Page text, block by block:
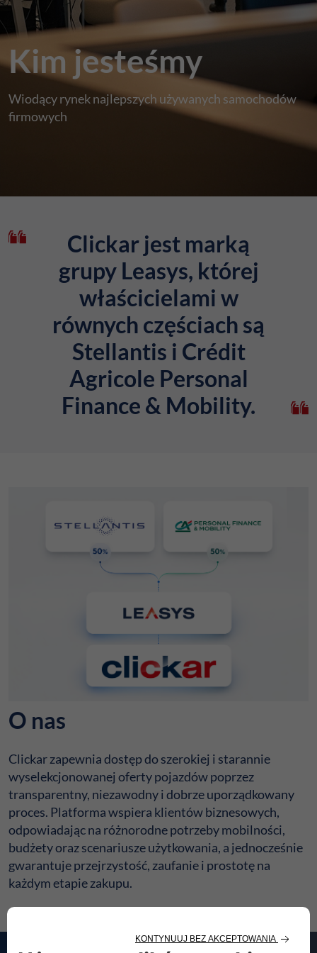
Kim jesteśmy
Wiodący rynek najlepszych używanych samochodów
firmowych
Clickar jest marką
grupy Leasys, której
właścicielami w
równych częściach są
Stellantis i Crédit
Agricole Personal
Finance & Mobility.
O nas
Clickar zapewnia dostęp do szerokiej i starannie
wyselekcjonowanej oferty pojazdów poprzez
transparentny, niezawodny i dobrze uporządkowany
proces. Platforma wspiera klientów biznesowych,
odpowiadając na różnorodne potrzeby mobilności,
budżety oraz scenariusze użytkowania, a jednocześnie
gwarantuje przejrzystość, zaufanie i prostotę na
każdym etapie zakupu.